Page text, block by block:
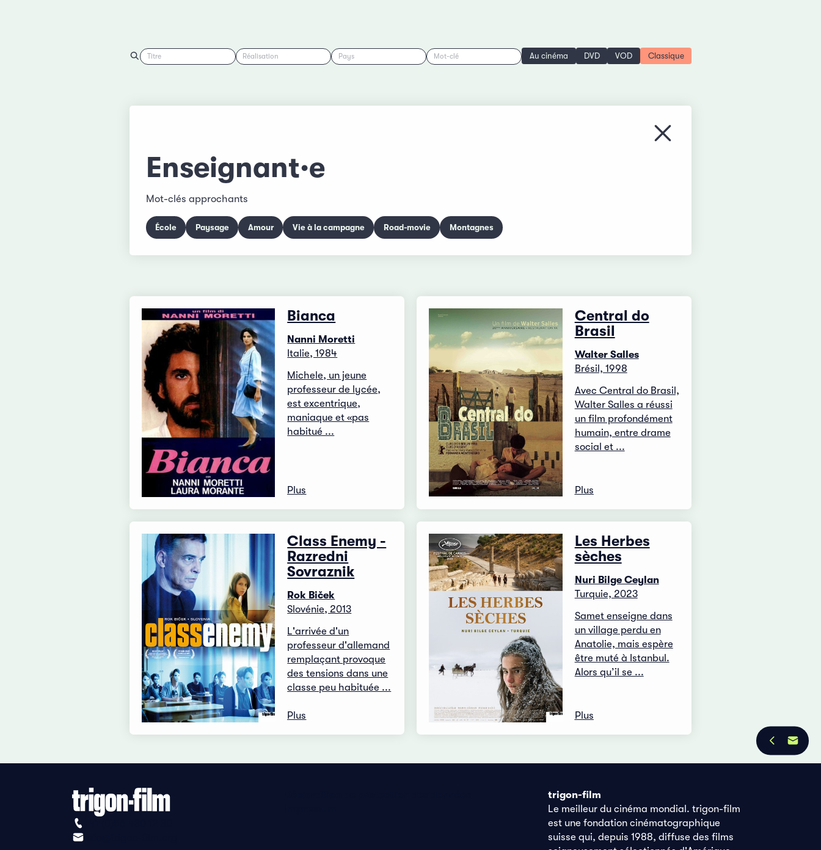
Titre Réalisation Pays Mot-clé Au cinéma DVD VOD Classique
Fermer le menu
Enseignant·e
Mot-clés approchants
École Paysage Amour Vie à la campagne Road-movie Montagnes
Bianca
Nanni Moretti
Italie, 1984
Michele, un jeune
professeur de lycée,
est excentrique,
maniaque et «pas
habitué ...
Plus
Central do
Brasil
Walter Salles
Brésil, 1998
Avec Central do Brasil,
Walter Salles a réussi
un film profondément
humain, entre drame
social et ...
Plus
Class Enemy -
Razredni
Sovraznik
Rok Biček
Slovénie, 2013
L'arrivée d'un
professeur d'allemand
remplaçant provoque
des tensions dans une
classe peu habituée ...
Plus
Les Herbes
sèches
Nuri Bilge Ceylan
Turquie, 2023
Samet enseigne dans
un village perdu en
Anatolie, mais espère
être muté à Istanbul.
Alors qu’il se ...
Plus
trigon-film
Le meilleur du cinéma mondial. trigon-film
est une fondation cinématographique
suisse qui, depuis 1988, diffuse des films